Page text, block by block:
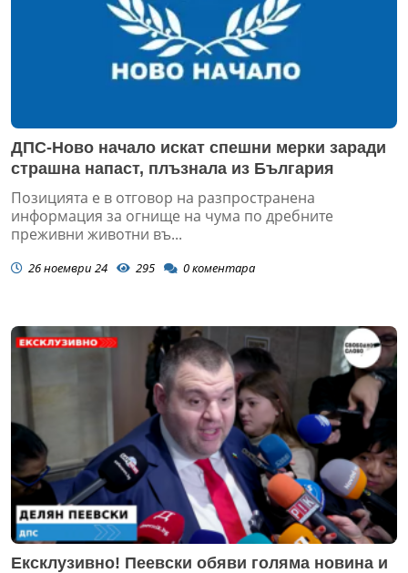
ДПС-Ново начало искат спешни мерки заради
страшна напаст, плъзнала из България
Позицията е в отговор на разпространена
информация за огнище на чума по дребните
преживни животни въ...
26 ноември 24 295 0коментара
Ексклузивно! Пеевски обяви голяма новина и